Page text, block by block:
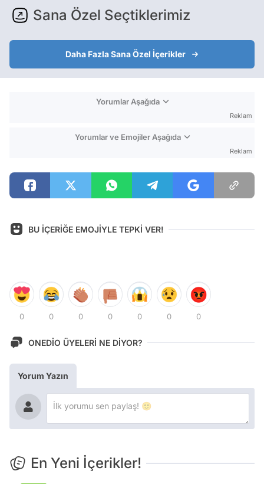
Sana Özel Seçtiklerimiz
Daha Fazla Sana Özel İçerikler
Yorumlar Aşağıda
Reklam
Yorumlar ve Emojiler Aşağıda
Reklam
BU İÇERİĞE EMOJİYLE TEPKİ VER!
0 0 0 0 0 0 0
ONEDİO ÜYELERİ NE DİYOR?
Yorum Yazın
En Yeni İçerikler!